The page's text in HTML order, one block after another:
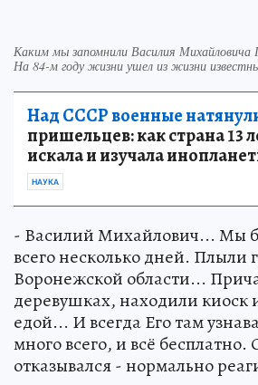
Каким мы запомнили Василия Михайловича
На 84-м году жизни ушел из жизни
Над СССР военные
пришельцев: как страна 13
искала и изучала
НАУКА
- Василий Михайлович... Мы
всего несколько дней. Плыли
Воронежской области...
деревушках, находили киоск
едой... И всегда Его там
много всего, и всё
отказывался - нормально